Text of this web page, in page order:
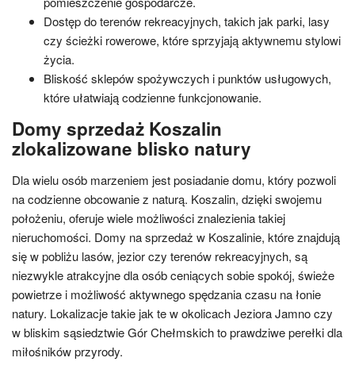
Dostęp do terenów rekreacyjnych, takich jak parki, lasy
czy ścieżki rowerowe, które sprzyjają aktywnemu stylowi
życia.
Bliskość sklepów spożywczych i punktów usługowych,
które ułatwiają codzienne funkcjonowanie.
Domy sprzedaż Koszalin
zlokalizowane blisko natury
Dla wielu osób marzeniem jest posiadanie domu, który pozwoli
na codzienne obcowanie z naturą. Koszalin, dzięki swojemu
położeniu, oferuje wiele możliwości znalezienia takiej
nieruchomości. Domy na sprzedaż w Koszalinie, które znajdują
się w pobliżu lasów, jezior czy terenów rekreacyjnych, są
niezwykle atrakcyjne dla osób ceniących sobie spokój, świeże
powietrze i możliwość aktywnego spędzania czasu na łonie
natury. Lokalizacje takie jak te w okolicach Jeziora Jamno czy
w bliskim sąsiedztwie Gór Chełmskich to prawdziwe perełki dla
miłośników przyrody.